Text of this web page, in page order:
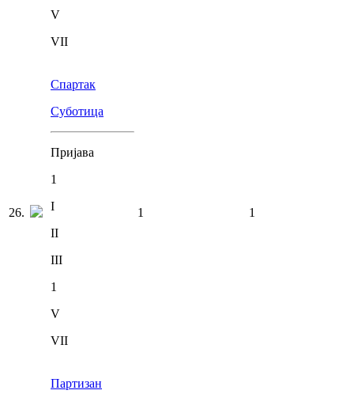
V
VII
26.
Спартак
Суботица
Пријава
1
I
II
III
1
V
VII
1 1
Партизан